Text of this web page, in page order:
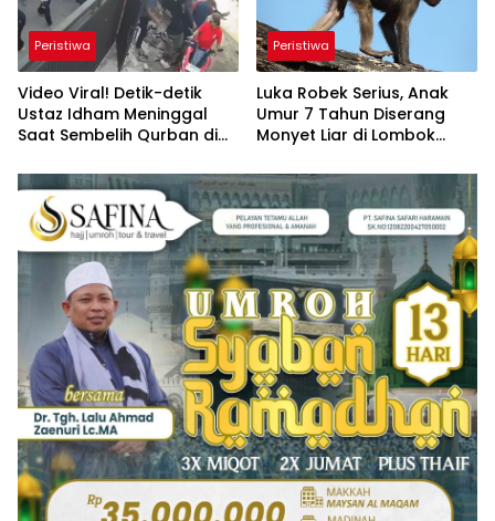
Peristiwa
Video Viral! Detik-detik
Ustaz Idham Meninggal
Saat Sembelih Qurban di
Peristiwa
Luka Robek Serius, Anak
Umur 7 Tahun Diserang
Monyet Liar di Lombok